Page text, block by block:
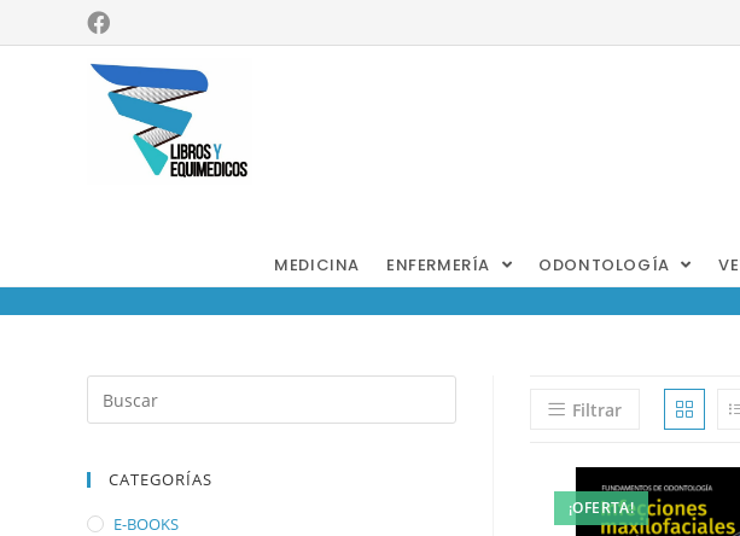
MEDICINA ENFERMERÍA ODONTOLOGÍA
Filtrar
¡OFERTA!
CATEGORÍAS
E-BOOKS